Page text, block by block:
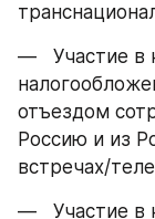
—   Участие в
отъездом
Россию и из
встречах/
—   Участие в